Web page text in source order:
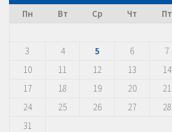
Пн
Вт Ср Чт Пт
3
4 5 6 7
10
11 12 13 14
17
18 19 20 21
24
25 26 27 28
31